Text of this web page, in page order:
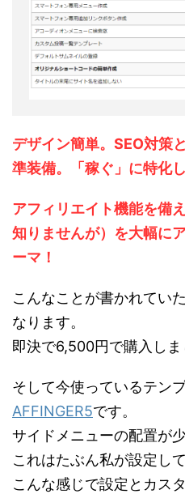
デザイン簡単。SEO対策
準装備。「稼ぐ」に特化
アフィリエイト機能を備
知りませんが）を大幅に
ーマ！
こんなことが書かれてい
なります。
即決で6,500円で購入しま
そして今使っているテン
AFFINGER5です。
サイドメニューの配置が
これはたぶん私が設定し
こんな感じで設定とカス